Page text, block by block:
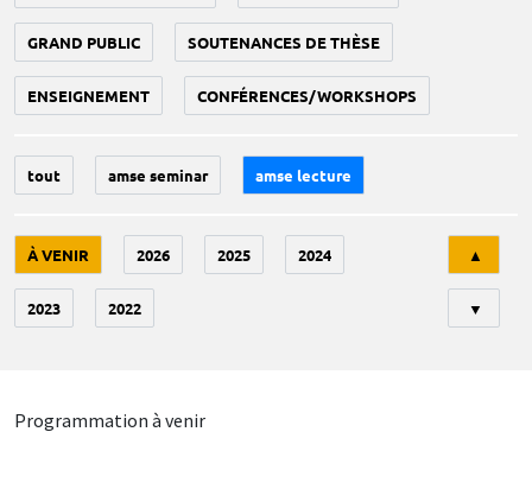
GRAND PUBLIC SOUTENANCES DE THÈSE
ENSEIGNEMENT CONFÉRENCES/WORKSHOPS
tout amse seminar amse lecture
À VENIR 2026 2025 2024
2023 2022
▲
▼
Programmation à venir